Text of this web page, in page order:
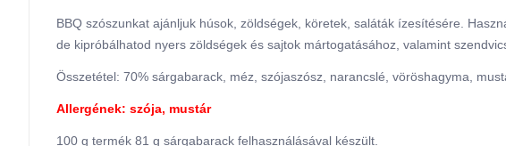
BBQ szószunkat ajánljuk húsok, zöldségek, köretek, saláták ízesítésére.
de kipróbálhatod nyers zöldségek és sajtok mártogatásához, valamint
Összetétel: 70% sárgabarack, méz, szójaszósz, narancslé, vöröshagyma,
Allergének: szója, mustár
100 g termék 81 g sárgabarack felhasználásával készült.